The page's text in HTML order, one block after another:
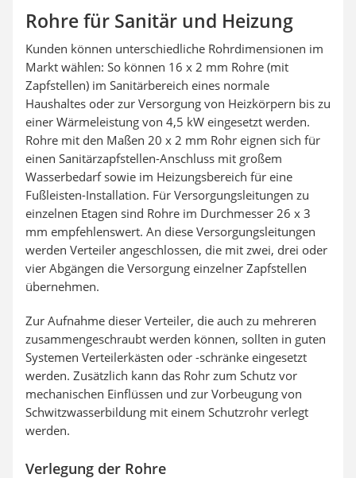
Rohre für Sanitär und Heizung
Kunden können unterschiedliche Rohrdimensionen im
Markt wählen: So können 16 x 2 mm Rohre (mit
Zapfstellen) im Sanitärbereich eines normale
Haushaltes oder zur Versorgung von Heizkörpern bis zu
einer Wärmeleistung von 4,5 kW eingesetzt werden.
Rohre mit den Maßen 20 x 2 mm Rohr eignen sich für
einen Sanitärzapfstellen-Anschluss mit großem
Wasserbedarf sowie im Heizungsbereich für eine
Fußleisten-Installation. Für Versorgungsleitungen zu
einzelnen Etagen sind Rohre im Durchmesser 26 x 3
mm empfehlenswert. An diese Versorgungsleitungen
werden Verteiler angeschlossen, die mit zwei, drei oder
vier Abgängen die Versorgung einzelner Zapfstellen
übernehmen.
Zur Aufnahme dieser Verteiler, die auch zu mehreren
zusammengeschraubt werden können, sollten in guten
Systemen Verteilerkästen oder -schränke eingesetzt
werden. Zusätzlich kann das Rohr zum Schutz vor
mechanischen Einflüssen und zur Vorbeugung von
Schwitzwasserbildung mit einem Schutzrohr verlegt
werden.
Verlegung der Rohre